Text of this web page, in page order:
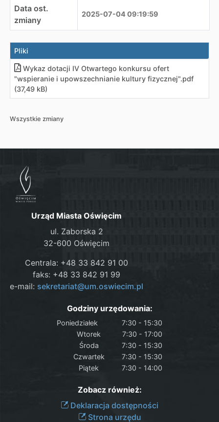
Data ost.
zmiany
2025-07-04 09:19:59
Pliki
Wykaz dotacji IV Otwartego konkursu ofert
"wspieranie i upowszechnianie kultury fizycznej".pdf
(37,49 kB)
Wszystkie zmiany
Urząd Miasta Oświęcim
ul. Zaborska 2
32-600 Oświęcim
Centrala: +48 33 842 91 00
faks: +48 33 842 91 99
e-mail: sekretariat@um.oswiecim.pl
Godziny urzędowania:
Poniedziałek
7:30 - 15:30
Wtorek
7:30 - 17:00
Środa
7:30 - 15:30
Czwartek
7:30 - 15:30
Piątek
7:30 - 14:00
Zobacz również:
Deklaracja dostępności
Strona urzędu